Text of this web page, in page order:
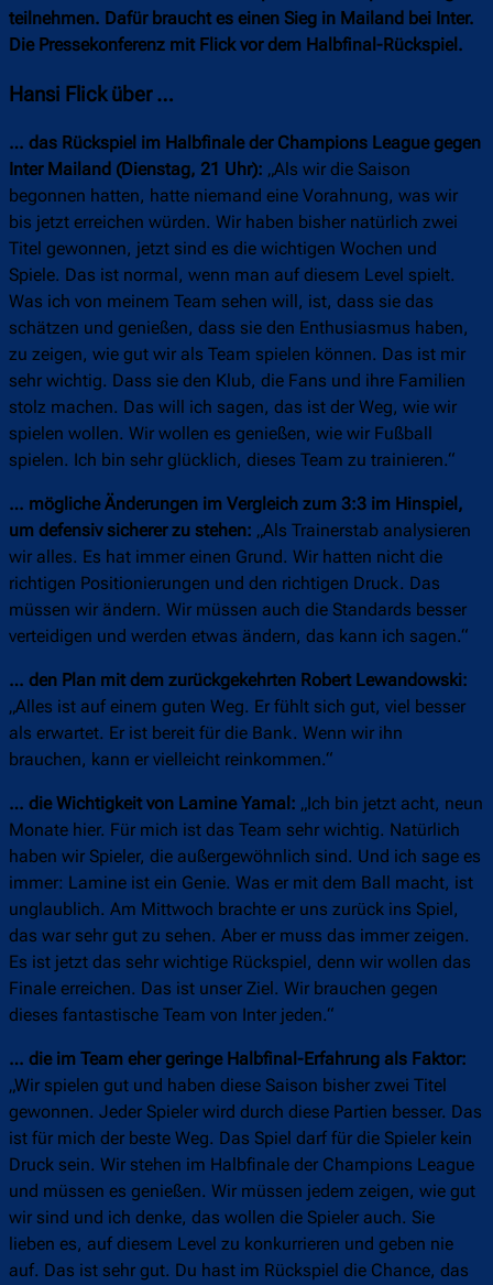
teilnehmen. Dafür braucht es einen Sieg in Mailand bei Inter.
Die Pressekonferenz mit Flick vor dem Halbfinal-Rückspiel.
Hansi Flick über …
… das Rückspiel im Halbfinale der Champions League gegen
Inter Mailand (Dienstag, 21 Uhr): „Als wir die Saison
begonnen hatten, hatte niemand eine Vorahnung, was wir
bis jetzt erreichen würden. Wir haben bisher natürlich zwei
Titel gewonnen, jetzt sind es die wichtigen Wochen und
Spiele. Das ist normal, wenn man auf diesem Level spielt.
Was ich von meinem Team sehen will, ist, dass sie das
schätzen und genießen, dass sie den Enthusiasmus haben,
zu zeigen, wie gut wir als Team spielen können. Das ist mir
sehr wichtig. Dass sie den Klub, die Fans und ihre Familien
stolz machen. Das will ich sagen, das ist der Weg, wie wir
spielen wollen. Wir wollen es genießen, wie wir Fußball
spielen. Ich bin sehr glücklich, dieses Team zu trainieren.“
… mögliche Änderungen im Vergleich zum 3:3 im Hinspiel,
um defensiv sicherer zu stehen: „Als Trainerstab analysieren
wir alles. Es hat immer einen Grund. Wir hatten nicht die
richtigen Positionierungen und den richtigen Druck. Das
müssen wir ändern. Wir müssen auch die Standards besser
verteidigen und werden etwas ändern, das kann ich sagen.“
… den Plan mit dem zurückgekehrten Robert Lewandowski:
„Alles ist auf einem guten Weg. Er fühlt sich gut, viel besser
als erwartet. Er ist bereit für die Bank. Wenn wir ihn
brauchen, kann er vielleicht reinkommen.“
… die Wichtigkeit von Lamine Yamal: „Ich bin jetzt acht, neun
Monate hier. Für mich ist das Team sehr wichtig. Natürlich
haben wir Spieler, die außergewöhnlich sind. Und ich sage es
immer: Lamine ist ein Genie. Was er mit dem Ball macht, ist
unglaublich. Am Mittwoch brachte er uns zurück ins Spiel,
das war sehr gut zu sehen. Aber er muss das immer zeigen.
Es ist jetzt das sehr wichtige Rückspiel, denn wir wollen das
Finale erreichen. Das ist unser Ziel. Wir brauchen gegen
dieses fantastische Team von Inter jeden.“
… die im Team eher geringe Halbfinal-Erfahrung als Faktor:
„Wir spielen gut und haben diese Saison bisher zwei Titel
gewonnen. Jeder Spieler wird durch diese Partien besser. Das
ist für mich der beste Weg. Das Spiel darf für die Spieler kein
Druck sein. Wir stehen im Halbfinale der Champions League
und müssen es genießen. Wir müssen jedem zeigen, wie gut
wir sind und ich denke, das wollen die Spieler auch. Sie
lieben es, auf diesem Level zu konkurrieren und geben nie
auf. Das ist sehr gut. Du hast im Rückspiel die Chance, das